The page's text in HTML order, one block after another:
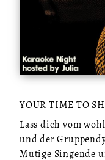
YOUR TIME TO
Lass dich vom
und der
Mutige Singende